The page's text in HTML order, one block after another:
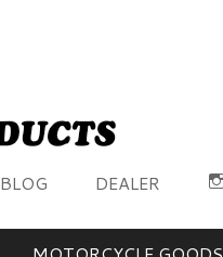
BLOG DEALER